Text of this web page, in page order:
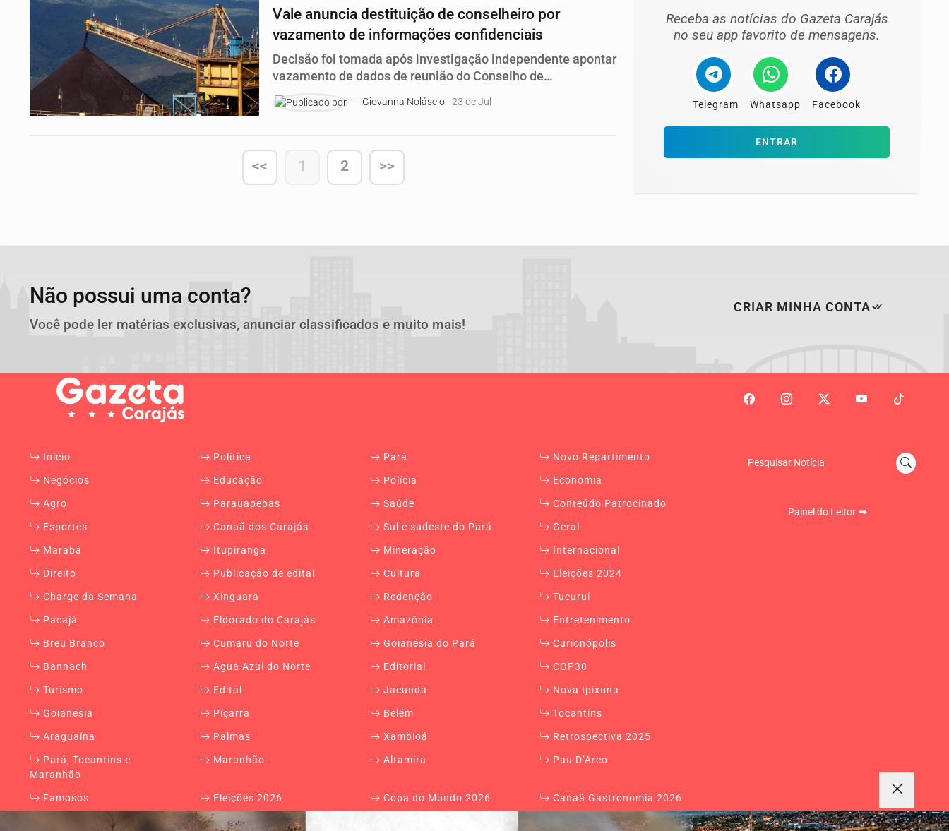
Vale anuncia destituição de conselheiro por
vazamento de informações confidenciais
Decisão foi tomada após investigação independente apontar
vazamento de dados de reunião do Conselho de
Administração; medida ainda depende de aprovação dos
acionistas
Giovanna Noláscio- 23 de Jul
<< 1 2 >>
Receba as notícias do Gazeta Carajás
no seu app favorito de mensagens.
Telegram Whatsapp Facebook
ENTRAR
Não possui uma conta?
Você pode ler matérias exclusivas, anunciar classificados e muito mais!
CRIAR MINHA CONTA
Início Política Pará
Novo Repartimento
Negócios
Educação Polícia
Economia
Agro
Parauapebas Saúde
Conteúdo Patrocinado
Esportes
Canaã dos Carajás Sul e sudeste do Pará
Geral
Marabá
Itupiranga Mineração
Internacional
Direito
Publicação de edital Cultura
Eleições 2024
Charge da Semana
Xinguara Redenção
Tucuruí
Pacajá
Eldorado do Carajás Amazônia
Entretenimento
Breu Branco
Cumaru do Norte Goianésia do Pará
Curionópolis
Bannach
Água Azul do Norte Editorial
COP30
Turismo
Edital Jacundá
Nova Ipixuna
Goianésia
Piçarra Belém
Tocantins
Araguaína
Palmas Xambioá
Retrospectiva 2025
Pará, Tocantins e
Maranhão
Maranhão Altamira Pau D’Arco
Famosos Eleições 2026 Copa do Mundo 2026
Canaã Gastronomia 2026
Reportagem especial
Sobre Contato
Pesquisar Notícia
Painel do Leitor